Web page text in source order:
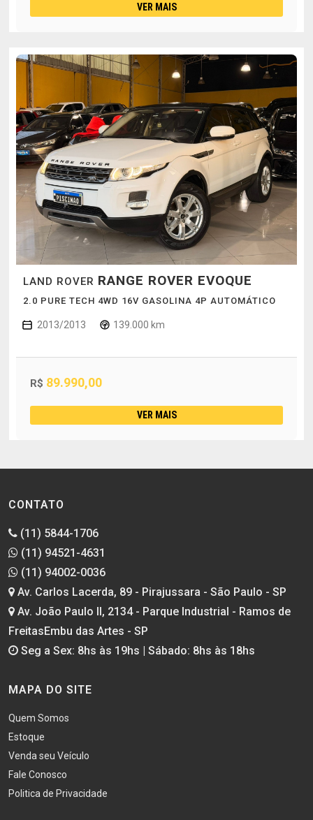
VER MAIS
LAND ROVER RANGE ROVER EVOQUE
2.0 PURE TECH 4WD 16V GASOLINA 4P AUTOMÁTICO
2013/2013 139.000 km
R$ 89.990,00
VER MAIS
CONTATO
(11) 5844-1706
(11) 94521-4631
(11) 94002-0036
Av. Carlos Lacerda, 89 - Pirajussara - São Paulo - SP
Av. João Paulo II, 2134 - Parque Industrial - Ramos de
FreitasEmbu das Artes - SP
Seg a Sex: 8hs às 19hs | Sábado: 8hs às 18hs
MAPA DO SITE
Quem Somos
Estoque
Venda seu Veículo
Fale Conosco
Politica de Privacidade